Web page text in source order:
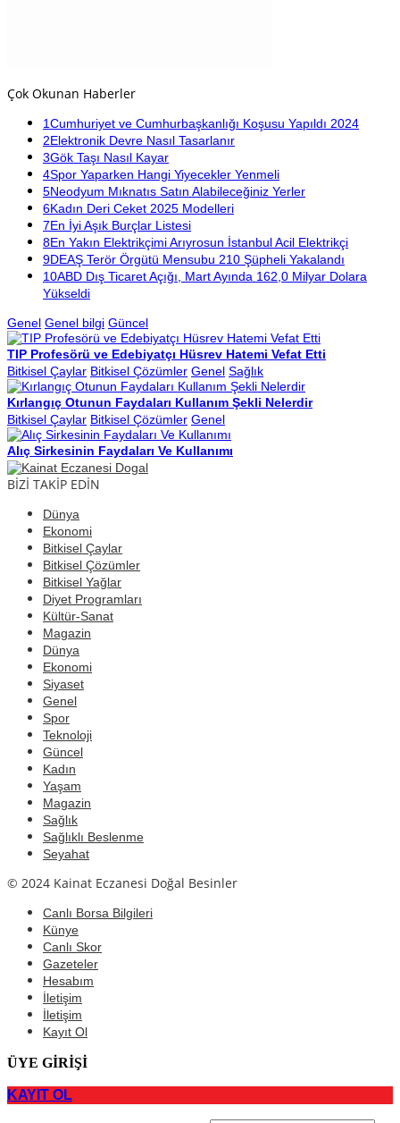
Çok Okunan Haberler
1Cumhuriyet ve Cumhurbaşkanlığı Koşusu Yapıldı 2024
2Elektronik Devre Nasıl Tasarlanır
3Gök Taşı Nasıl Kayar
4Spor Yaparken Hangi Yiyecekler Yenmeli
5Neodyum Mıknatıs Satın Alabileceğiniz Yerler
6Kadın Deri Ceket 2025 Modelleri
7En İyi Aşık Burçlar Listesi
8En Yakın Elektrikçimi Arıyrosun İstanbul Acil Elektrikçi
9DEAŞ Terör Örgütü Mensubu 210 Şüpheli Yakalandı
10ABD Dış Ticaret Açığı, Mart Ayında 162,0 Milyar Dolara
Yükseldi
Genel Genel bilgi Güncel
TIP Profesörü ve Edebiyatçı Hüsrev Hatemi Vefat Etti
Bitkisel Çaylar Bitkisel Çözümler Genel Sağlık
Kırlangıç Otunun Faydaları Kullanım Şekli Nelerdir
Bitkisel Çaylar Bitkisel Çözümler Genel
Alıç Sirkesinin Faydaları Ve Kullanımı
BİZİ TAKİP EDİN
Dünya
Ekonomi
Bitkisel Çaylar
Bitkisel Çözümler
Bitkisel Yağlar
Diyet Programları
Kültür-Sanat
Magazin
Dünya
Ekonomi
Siyaset
Genel
Spor
Teknoloji
Güncel
Kadın
Yaşam
Magazin
Sağlık
Sağlıklı Beslenme
Seyahat
© 2024 Kainat Eczanesi Doğal Besinler
Canlı Borsa Bilgileri
Künye
Canlı Skor
Gazeteler
Hesabım
İletişim
İletişim
Kayıt Ol
ÜYE GİRİŞİ
KAYIT OL